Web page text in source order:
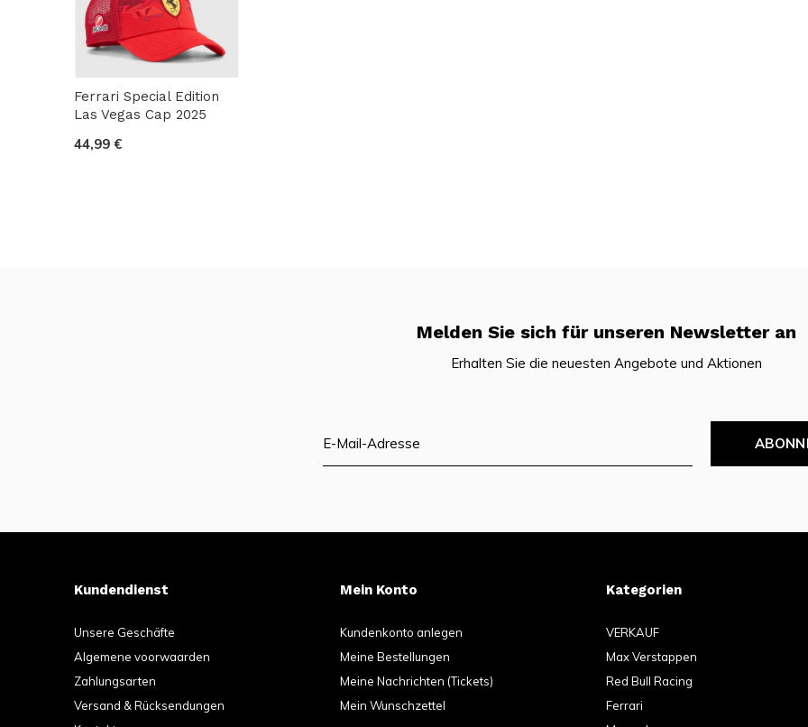
Ferrari Special Edition
Las Vegas Cap 2025
44,99 €
Melden Sie sich für unseren Newsletter an
Erhalten Sie die neuesten Angebote und Aktionen
Kundendienst
Unsere Geschäfte
Algemene voorwaarden
Zahlungsarten
Versand & Rücksendungen
Mein Konto
Kundenkonto anlegen
Meine Bestellungen
Meine Nachrichten (Tickets)
Mein Wunschzettel
Kategorien
VERKAUF
Max Verstappen
Red Bull Racing
Ferrari